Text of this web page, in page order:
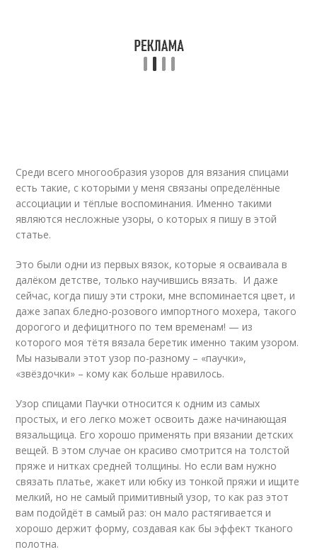
Среди всего многообразия узоров для вязания спицами
есть такие, с которыми у меня связаны определённые
ассоциации и тёплые воспоминания. Именно такими
являются несложные узоры, о которых я пишу в этой
статье.
Это были одни из первых вязок, которые я осваивала в
далёком детстве, только научившись вязать. И даже
сейчас, когда пишу эти строки, мне вспоминается цвет, и
даже запах бледно-розового импортного мохера, такого
дорогого и дефицитного по тем временам! — из
которого моя тётя вязала беретик именно таким узором.
Мы называли этот узор по-разному – «паучки»,
«звёздочки» – кому как больше нравилось.
Узор спицами Паучки относится к одним из самых
простых, и его легко может освоить даже начинающая
вязальщица. Его хорошо применять при вязании детских
вещей. В этом случае он красиво смотрится на толстой
пряже и нитках средней толщины. Но если вам нужно
связать платье, жакет или юбку из тонкой пряжи и ищите
мелкий, но не самый примитивный узор, то как раз этот
вам подойдёт в самый раз: он мало растягивается и
хорошо держит форму, создавая как бы эффект тканого
полотна.